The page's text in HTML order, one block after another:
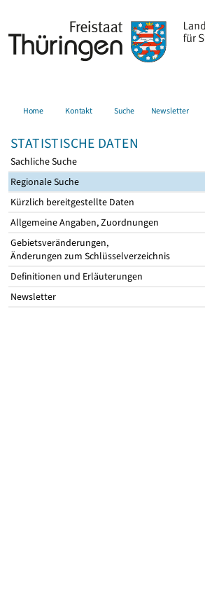
Home Kontakt Suche Newsletter
STATISTISCHE DATEN
Sachliche Suche
Regionale Suche
Kürzlich bereitgestellte Daten
Allgemeine Angaben, Zuordnungen
Gebietsveränderungen,
Änderungen zum Schlüsselverzeichnis
Definitionen und Erläuterungen
Newsletter